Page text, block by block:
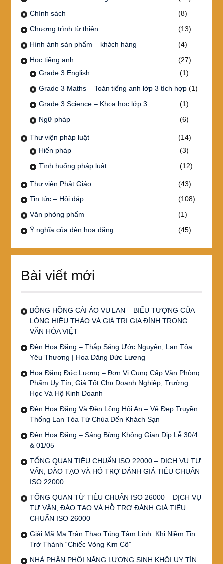
Chính sách
(8)
Chương trình từ thiện
(13)
Hình ảnh sản phẩm – khách hàng
(4)
Học tiếng anh
(27)
Grade 3 English
(1)
Grade 3 Maths – Toán tiếng anh lớp 3 tích hợp(1)
Grade 3 Science – Khoa học lớp 3
(1)
Ngữ pháp
(6)
Thư viện pháp luật
(14)
Hiến pháp
(3)
Tình huống pháp luật
(12)
Thư viện Phật Giáo
(43)
Tin tức – Hỏi đáp
(108)
Văn phòng phẩm
(1)
Ý nghĩa của đèn hoa đăng
(45)
Bài viết mới
BÔNG HỒNG CÀI ÁO VU LAN – BIỂU TƯỢNG CỦA
LÒNG HIẾU THẢO VÀ GIÁ TRỊ GIA ĐÌNH TRONG
VĂN HÓA VIỆT
Đèn Hoa Đăng – Thắp Sáng Ước Nguyện, Lan Tỏa
Yêu Thương | Hoa Đăng Đức Lương
Hoa Đăng Đức Lương – Đơn Vị Cung Cấp Văn Phòng
Phẩm Uy Tín, Giá Tốt Cho Doanh Nghiệp, Trường
Học Và Hộ Kinh Doanh
Đèn Hoa Đăng Và Đèn Lồng Hội An – Vẻ Đẹp Truyền
Thống Lan Tỏa Từ Chùa Đến Khách Sạn
Đèn Hoa Đăng – Sáng Bừng Không Gian Dịp Lễ 30/4
& 01/05
TỔNG QUAN TIÊU CHUẨN ISO 22000 – DỊCH VỤ TƯ
VẤN, ĐÀO TẠO VÀ HỖ TRỢ ĐÁNH GIÁ TIÊU CHUẨN
ISO 22000
TỔNG QUAN TỪ TIÊU CHUẨN ISO 26000 – DỊCH VỤ
TƯ VẤN, ĐÀO TẠO VÀ HỖ TRỢ ĐÁNH GIÁ TIÊU
CHUẨN ISO 26000
Giải Mã Ma Trận Thao Túng Tâm Linh: Khi Niềm Tin
Trở Thành “Chiếc Vòng Kim Cô”
NHÀ PHÂN PHỐI NĂNG LƯỢNG SINH KHỐI UY TÍN